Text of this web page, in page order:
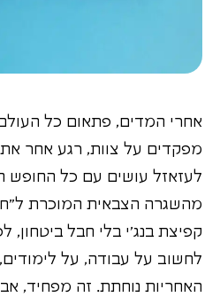
אחרי המדים, פתאום כל
מפקדים על צוות, רגע אחר
לעזאזל עושים עם כל החופש
מהשגרה הצבאית המוכרת
קפיצת בנג'י בלי חבל ביטחון,
לחשוב על עבודה, על
האחריות נוחתת. זה מפחיד,